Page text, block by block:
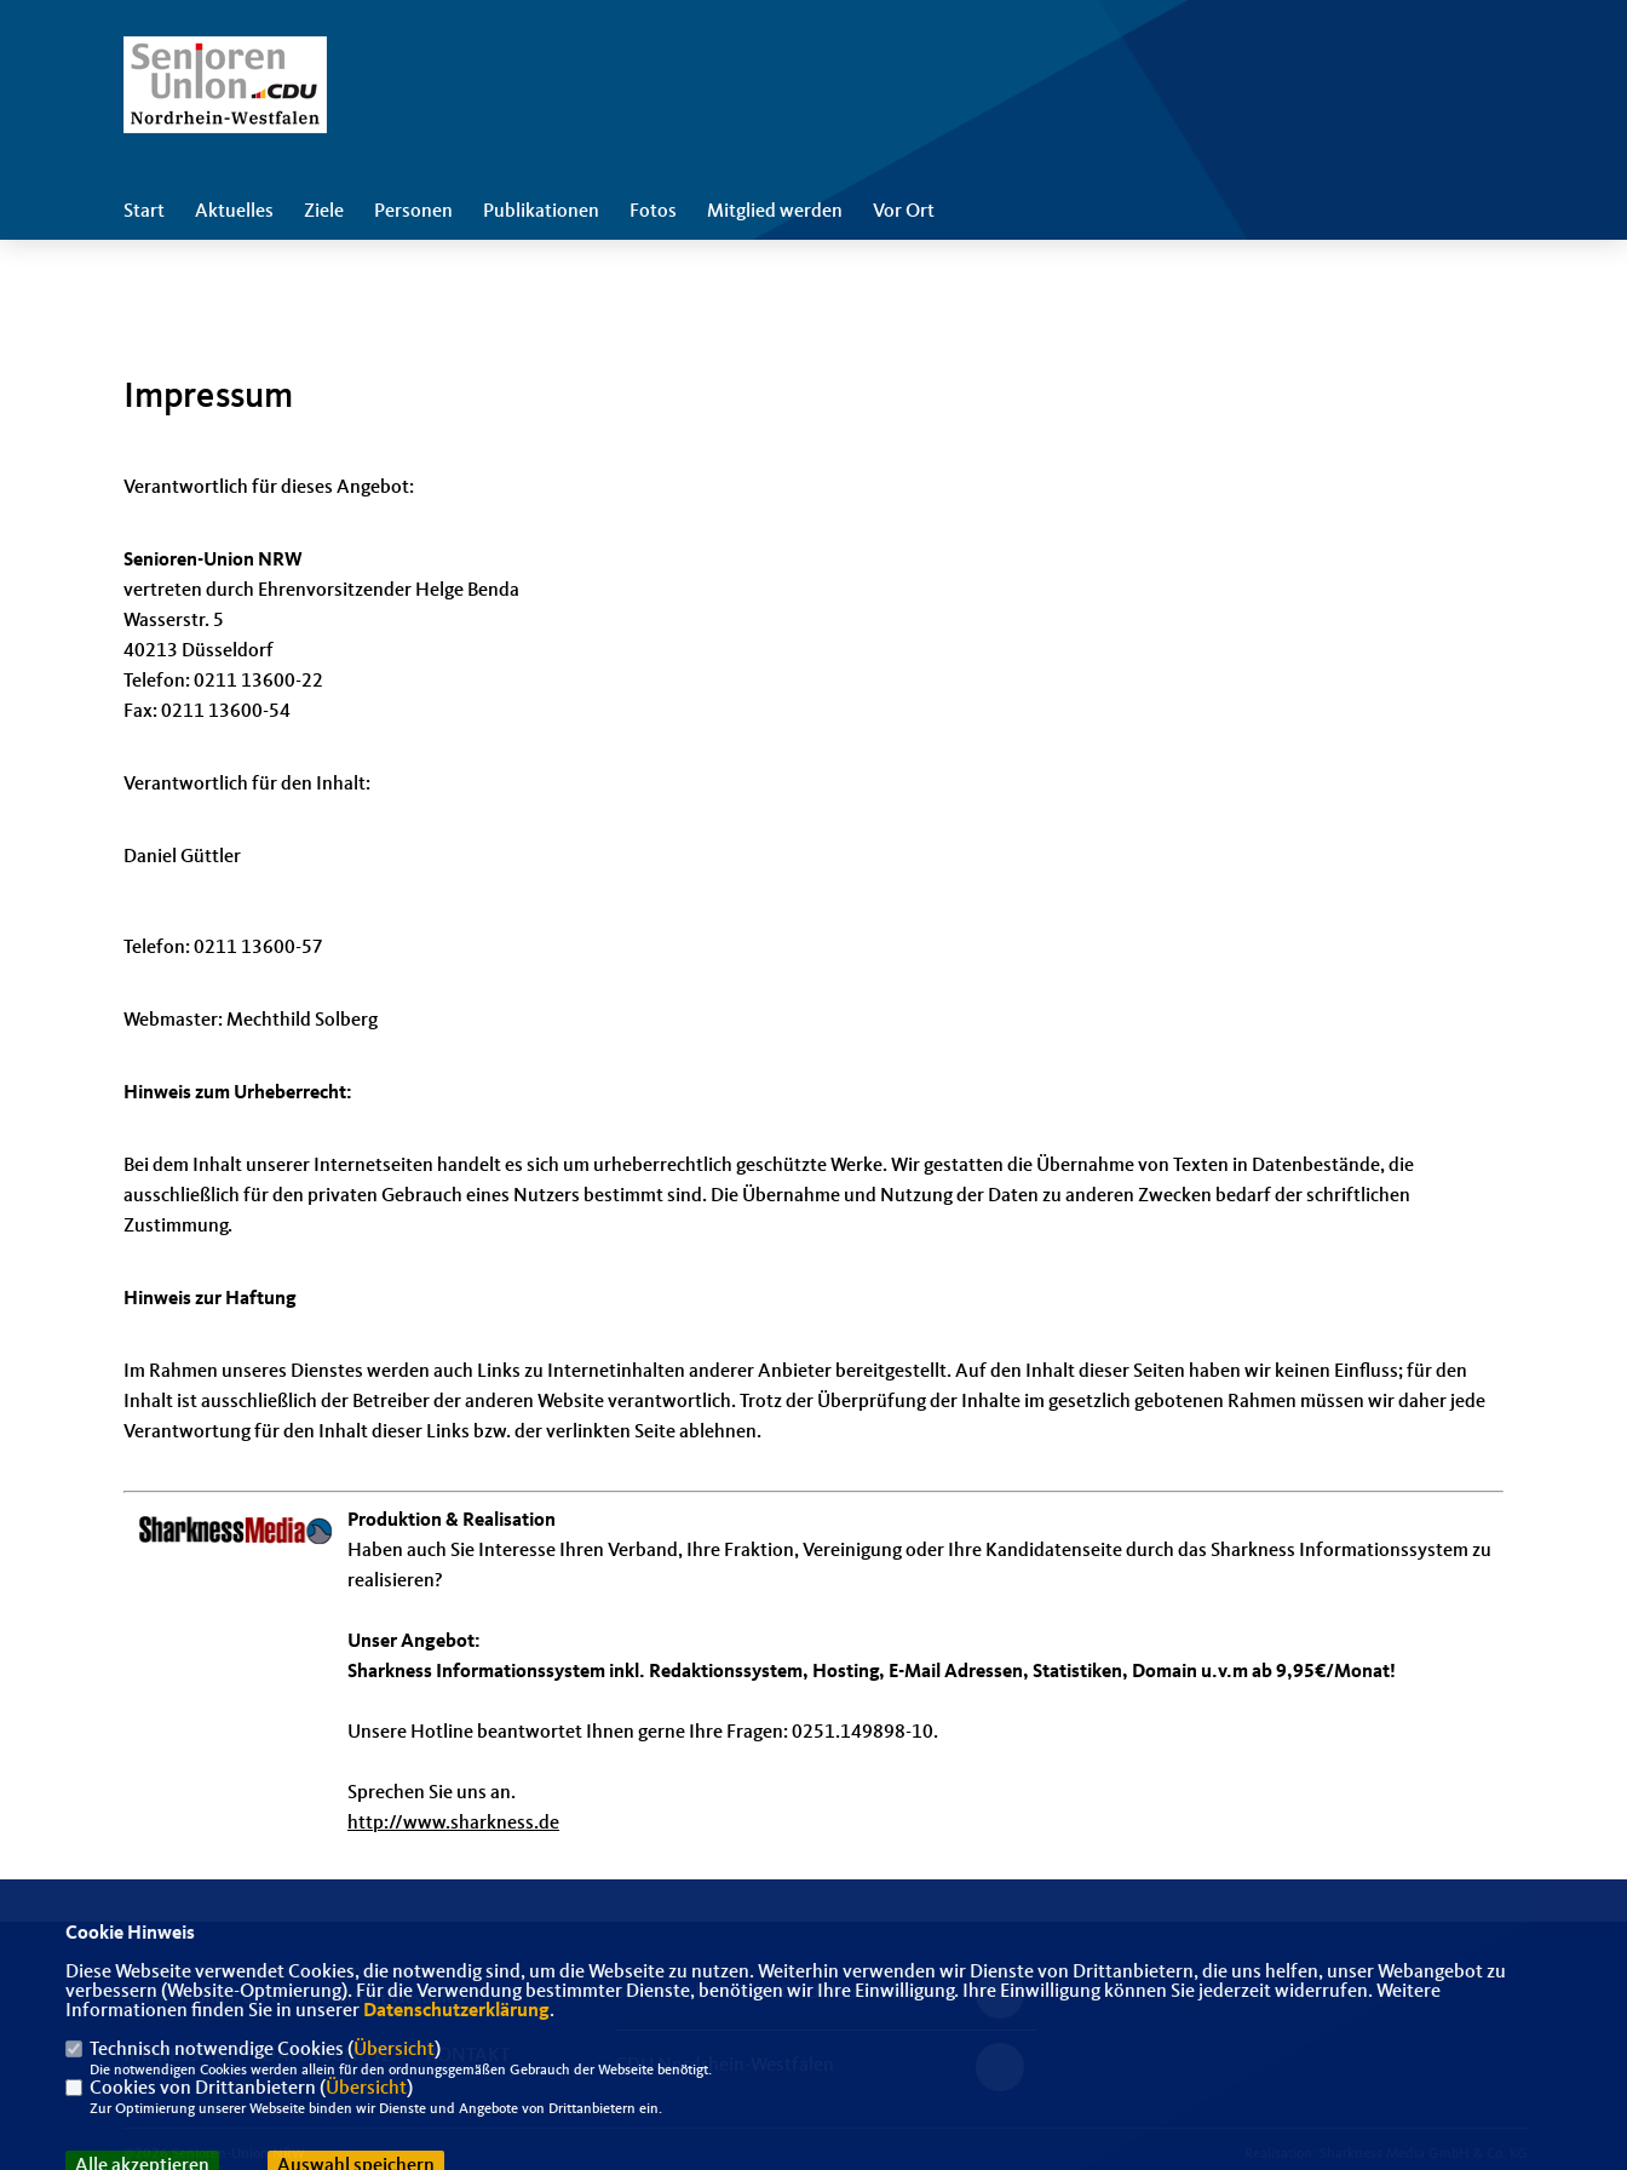
Start Aktuelles Ziele Personen Publikationen Fotos Mitglied werden Vor Ort
Impressum
Verantwortlich für dieses Angebot:
Senioren-Union NRW
vertreten durch Ehrenvorsitzender Helge Benda
Wasserstr. 5
40213 Düsseldorf
Telefon: 0211 13600-22
Fax: 0211 13600-54
Verantwortlich für den Inhalt:
Daniel Güttler
Telefon: 0211 13600-57
Webmaster: Mechthild Solberg
Hinweis zum Urheberrecht:
Bei dem Inhalt unserer Internetseiten handelt es sich um urheberrechtlich geschützte Werke. Wir gestatten die Übernahme von Texten in Datenbestände, die
ausschließlich für den privaten Gebrauch eines Nutzers bestimmt sind. Die Übernahme und Nutzung der Daten zu anderen Zwecken bedarf der schriftlichen
Zustimmung.
Hinweis zur Haftung
Im Rahmen unseres Dienstes werden auch Links zu Internetinhalten anderer Anbieter bereitgestellt. Auf den Inhalt dieser Seiten haben wir keinen Einfluss; für den
Inhalt ist ausschließlich der Betreiber der anderen Website verantwortlich. Trotz der Überprüfung der Inhalte im gesetzlich gebotenen Rahmen müssen wir daher jede
Verantwortung für den Inhalt dieser Links bzw. der verlinkten Seite ablehnen.
Produktion & Realisation
Haben auch Sie Interesse Ihren Verband, Ihre Fraktion, Vereinigung oder Ihre Kandidatenseite durch das Sharkness Informationssystem zu
realisieren?
Unser Angebot:
Sharkness Informationssystem inkl. Redaktionssystem, Hosting, E-Mail Adressen, Statistiken, Domain u.v.m ab 9,95€/Monat!
Unsere Hotline beantwortet Ihnen gerne Ihre Fragen: 0251.149898-10.
Sprechen Sie uns an.
http://www.sharkness.de
Herzlich Willkommen auf der Homepage der
Senioren-Union der CDU Nordrhein-Westfalen!
IMPRESSUM DATENSCHUTZ KONTAKT
Senioren-Union der CDU Deutschlands
CDU Nordrhein-Westfalen
@2026 Senioren-Union NRW
Cookie Hinweis
Diese Webseite verwendet Cookies, die notwendig sind, um die Webseite zu nutzen. Weiterhin verwenden wir Dienste von Drittanbietern, die uns helfen, unser Webangebot zu
verbessern (Website-Optmierung). Für die Verwendung bestimmter Dienste, benötigen wir Ihre Einwilligung. Ihre Einwilligung können Sie jederzeit widerrufen. Weitere
Informationen finden Sie in unserer Datenschutzerklärung.
Technisch notwendige Cookies (Übersicht)
Die notwendigen Cookies werden allein für den ordnungsgemäßen Gebrauch der Webseite benötigt.
Cookies von Drittanbietern (Übersicht)
Zur Optimierung unserer Webseite binden wir Dienste und Angebote von Drittanbietern ein.